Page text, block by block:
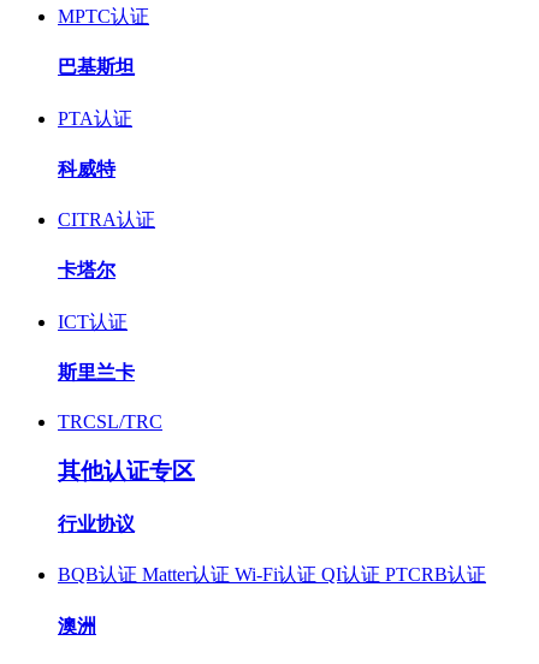
MPTC认证
巴基斯坦
PTA认证
科威特
CITRA认证
卡塔尔
ICT认证
斯里兰卡
TRCSL/TRC
其他认证专区
行业协议
BQB认证 Matter认证 Wi-Fi认证 QI认证 PTCRB认证
澳洲